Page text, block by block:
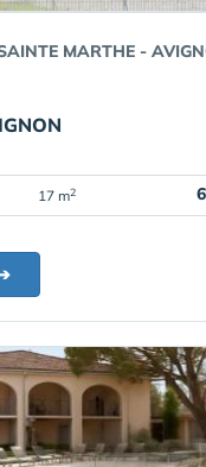
MARTHE -
17 m2